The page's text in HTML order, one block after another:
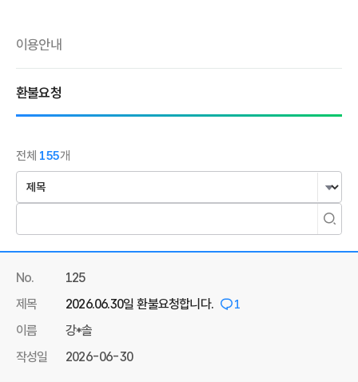
이용안내
환불요청
전체 155개
No.
125
제목
2026.06.30일 환불요청합니다. 1
이름
강*솔
작성일
2026-06-30